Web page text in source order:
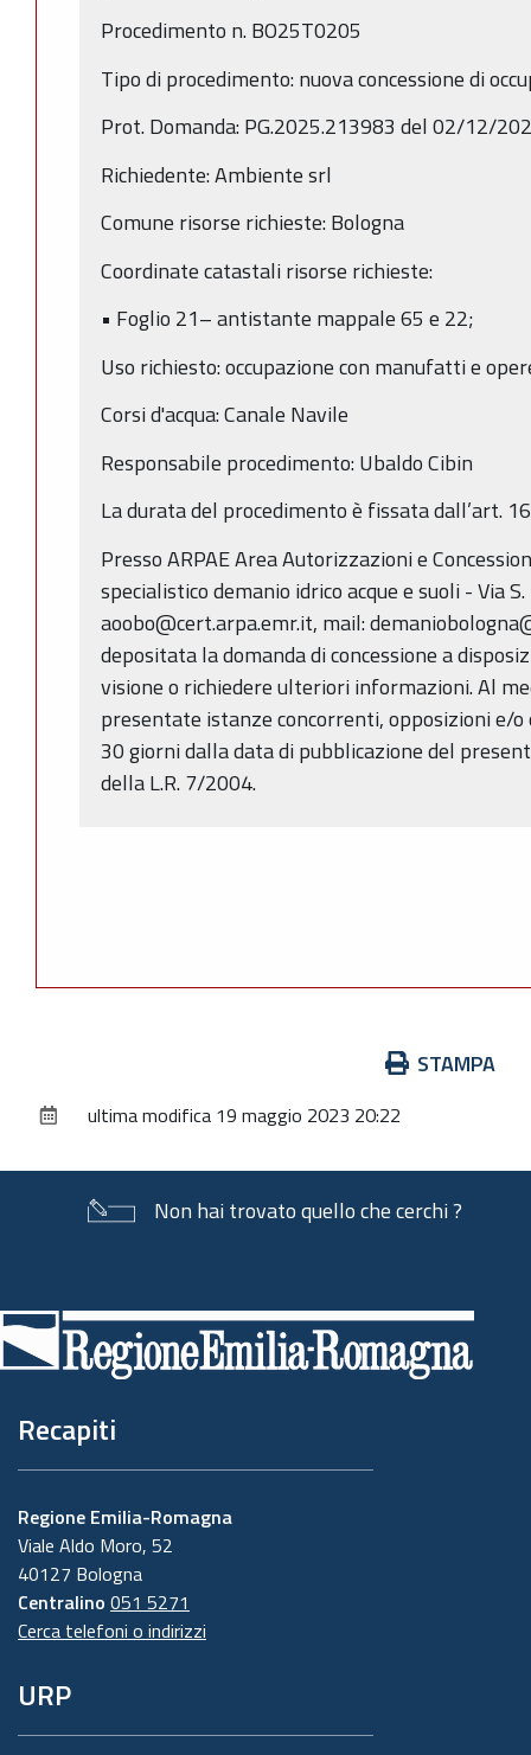
Procedimento n. BO25T0205
Tipo di procedimento: nuova concessione di
Prot. Domanda: PG.2025.213983 del 02/12/
Richiedente: Ambiente srl
Comune risorse richieste: Bologna
Coordinate catastali risorse richieste:
• Foglio 21– antistante mappale 65 e 22;
Uso richiesto: occupazione con manufatti e
Corsi d'acqua: Canale Navile
Responsabile procedimento: Ubaldo Cibin
La durata del procedimento è fissata dall’art.
Presso ARPAE Area Autorizzazioni e
specialistico demanio idrico acque e suoli - Via
aoobo@cert.arpa.emr.it, mail:
depositata la domanda di concessione a
visione o richiedere ulteriori informazioni. Al
presentate istanze concorrenti, opposizioni e/
30 giorni dalla data di pubblicazione del
della L.R. 7/2004.
documento
STAMPA
ultima modifica 19 maggio 2023 20:22
Non hai trovato quello che cerchi ?
di
pagina
Recapiti
Regione Emilia-Romagna
Viale Aldo Moro, 52
40127 Bologna
Centralino 051 5271
Cerca telefoni o indirizzi
URP